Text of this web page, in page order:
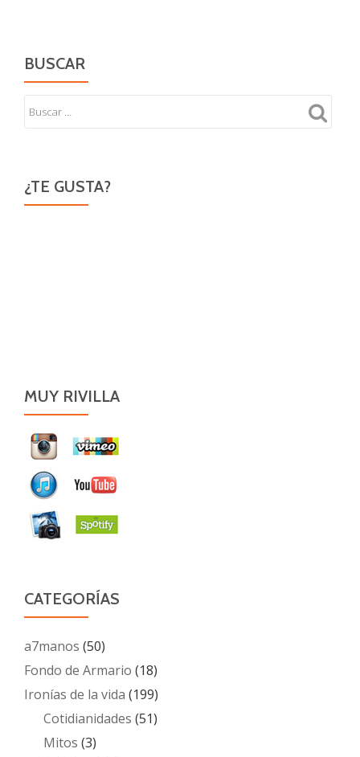
BUSCAR
¿TE GUSTA?
MUY RIVILLA
CATEGORÍAS
a7manos (50)
Fondo de Armario (18)
Ironías de la vida (199)
Cotidianidades (51)
Mitos (3)